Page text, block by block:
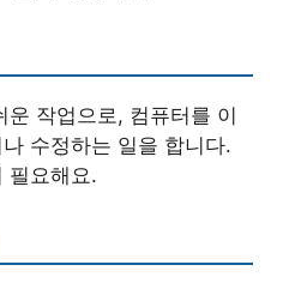
작업으로, 컴퓨터를 이
수정하는 일을 합니다.
필요해요.